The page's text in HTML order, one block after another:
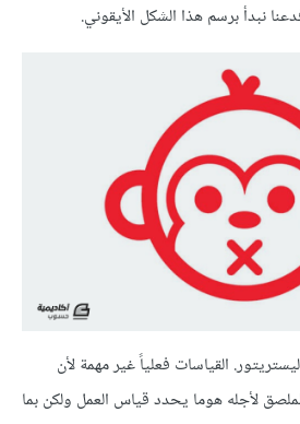
نبدأ برسم هذا الشكل الأيقوني.
القياسات فعلياً غير مهمة لأن
لأجله هوما يحدد قياس العمل ولكن بما